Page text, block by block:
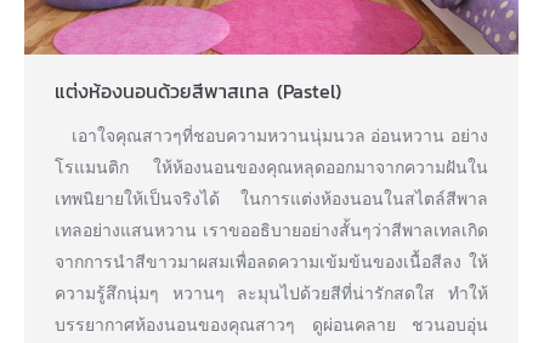
แต่งห้องนอนด้วยสีพาสเทล (Pastel)
เอาใจคุณสาวๆที่ชอบความหวานนุ่มนวล อ่อนหวาน อย่าง
โรแมนติก ให้ห้องนอนของคุณหลุดออกมาจากความฝันใน
เทพนิยายให้เป็นจริงได้ ในการแต่งห้องนอนในสไตล์สีพาล
เทลอย่างแสนหวาน เราขออธิบายอย่างสั้นๆว่าสีพาลเทลเกิด
จากการนำสีขาวมาผสมเพื่อลดความเข้มข้นของเนื้อสีลง ให้
ความรู้สึกนุ่มๆ หวานๆ ละมุนไปด้วยสีที่น่ารักสดใส ทำให้
บรรยากาศห้องนอนของคุณสาวๆ ดูผ่อนคลาย ชวนอบอุ่น